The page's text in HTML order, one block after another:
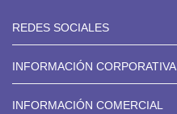
REDES SOCIALES
INFORMACIÓN CORPORATIVA
INFORMACIÓN COMERCIAL